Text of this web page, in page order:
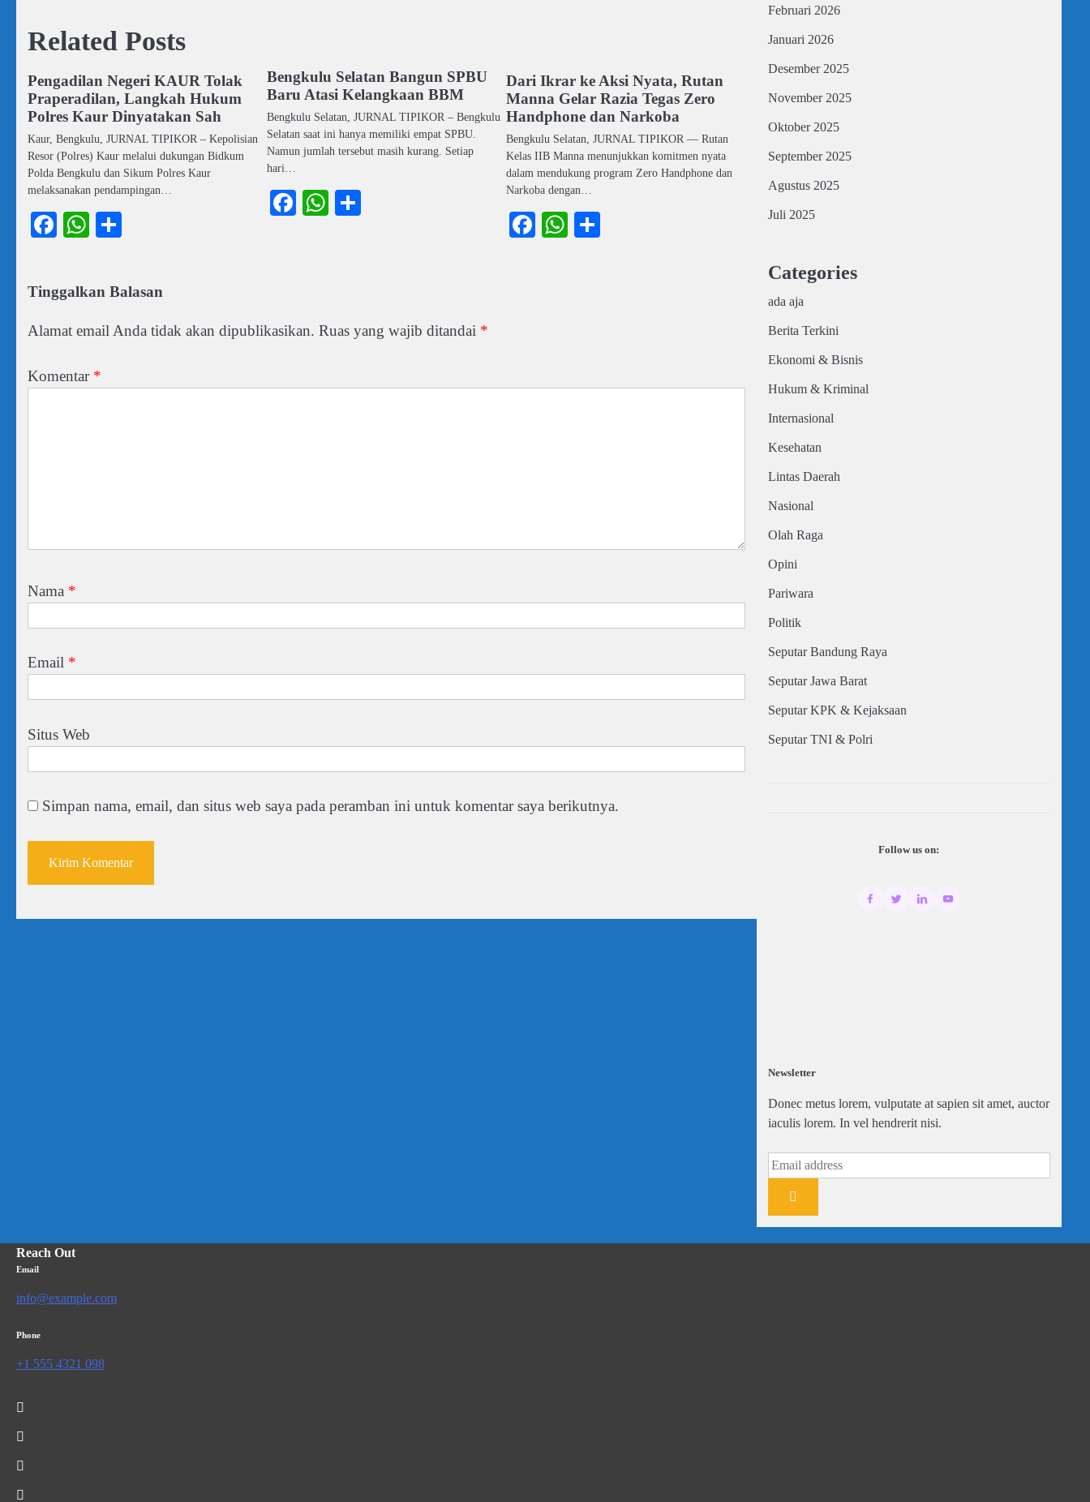
Related Posts
Pengadilan Negeri KAUR Tolak
Praperadilan, Langkah Hukum
Polres Kaur Dinyatakan Sah
Kaur, Bengkulu, JURNAL TIPIKOR – Kepolisian
Resor (Polres) Kaur melalui dukungan Bidkum
Polda Bengkulu dan Sikum Polres Kaur
melaksanakan pendampingan…
Facebook
WhatsApp
Bengkulu Selatan Bangun SPBU
Baru Atasi Kelangkaan BBM
Bengkulu Selatan, JURNAL TIPIKOR – Bengkulu
Selatan saat ini hanya memiliki empat SPBU.
Namun jumlah tersebut masih kurang. Setiap
hari…
Facebook
WhatsApp
Dari Ikrar ke Aksi Nyata, Rutan
Manna Gelar Razia Tegas Zero
Handphone dan Narkoba
Bengkulu Selatan, JURNAL TIPIKOR — Rutan
Kelas IIB Manna menunjukkan komitmen nyata
dalam mendukung program Zero Handphone dan
Narkoba dengan…
Facebook
WhatsApp
Tinggalkan Balasan
Alamat email Anda tidak akan dipublikasikan. Ruas yang wajib ditandai *
Komentar *
Nama *
Email *
Situs Web
Simpan nama, email, dan situs web saya pada peramban ini untuk komentar saya berikutnya.
Februari 2026
Januari 2026
Desember 2025
November 2025
Oktober 2025
September 2025
Agustus 2025
Juli 2025
Categories
ada aja
Berita Terkini
Ekonomi & Bisnis
Hukum & Kriminal
Internasional
Kesehatan
Lintas Daerah
Nasional
Olah Raga
Opini
Pariwara
Politik
Seputar Bandung Raya
Seputar Jawa Barat
Seputar KPK & Kejaksaan
Seputar TNI & Polri
Follow us on:
Newsletter
Donec metus lorem, vulputate at sapien sit amet, auctor
iaculis lorem. In vel hendrerit nisi.
Reach Out
Email
info@example.com
Phone
+1 555 4321 098